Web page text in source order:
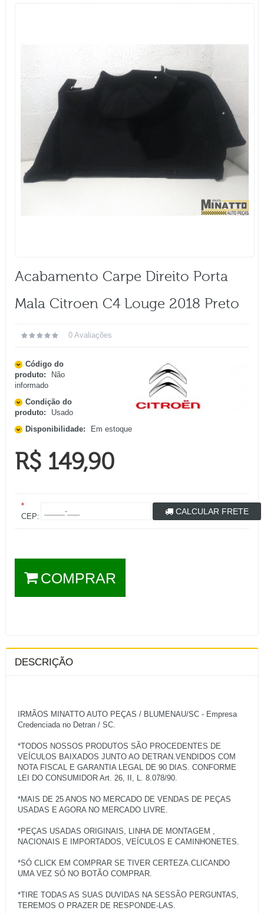
Acabamento Carpe Direito Porta
Mala Citroen C4 Louge 2018 Preto
0 Avaliações
Código do
produto:
Não
informado
Condição do
produto:
Usado
Disponibilidade:
Em estoque
R$ 149,90
*
CEP:
CALCULAR FRETE
COMPRAR
DESCRIÇÃO
IRMÃOS MINATTO AUTO PEÇAS / BLUMENAU/SC - Empresa
Credenciada no Detran / SC.
*TODOS NOSSOS PRODUTOS SÃO PROCEDENTES DE
VEÍCULOS BAIXADOS JUNTO AO DETRAN.VENDIDOS COM
NOTA FISCAL E GARANTIA LEGAL DE 90 DIAS. CONFORME
LEI DO CONSUMIDOR Art. 26, II, L. 8.078/90.
*MAIS DE 25 ANOS NO MERCADO DE VENDAS DE PEÇAS
USADAS E AGORA NO MERCADO LIVRE.
*PEÇAS USADAS ORIGINAIS, LINHA DE MONTAGEM ,
NACIONAIS E IMPORTADOS, VEÍCULOS E CAMINHONETES.
*SÓ CLICK EM COMPRAR SE TIVER CERTEZA.CLICANDO
UMA VEZ SÓ NO BOTÃO COMPRAR.
*TIRE TODAS AS SUAS DUVIDAS NA SESSÃO PERGUNTAS,
TEREMOS O PRAZER DE RESPONDE-LAS.